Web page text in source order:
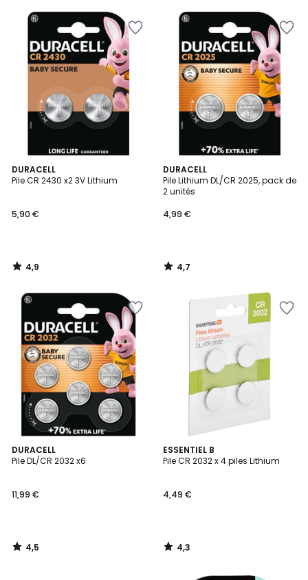
DURACELL
Pile CR 2430 x2 3V Lithium
5,90 €
4,9
/ 5
4,9
/
DURACELL
Pile Lithium DL/CR 2025, pack de
2 unités
4,99 €
4,7
/ 5
4,7
/
DURACELL
Pile DL/CR 2032 x6
11,99 €
4,5
/ 5
4,5
/
ESSENTIEL B
Pile CR 2032 x 4 piles Lithium
4,49 €
4,3
/ 5
4,3
/